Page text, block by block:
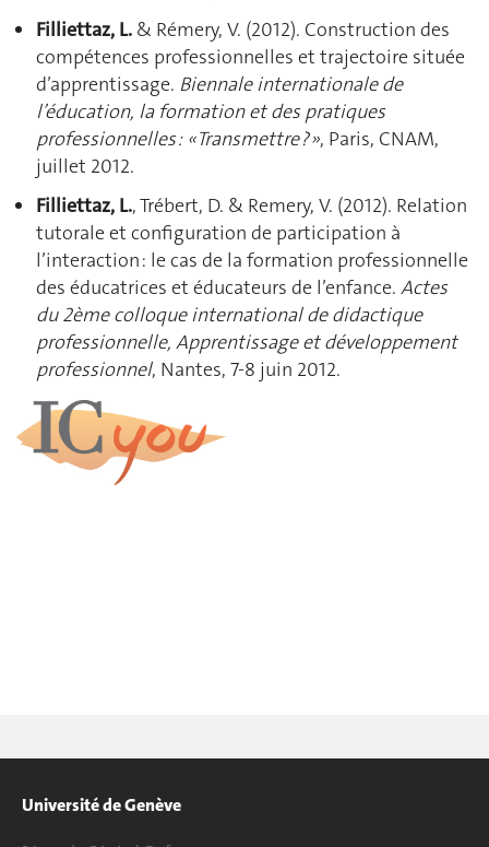
Filliettaz, L. & Rémery, V. (2012). Construction des
compétences professionnelles et trajectoire située
d’apprentissage. Biennale internationale de
l’éducation, la formation et des pratiques
professionnelles : « Transmettre ? », Paris, CNAM,
juillet 2012.
Filliettaz, L., Trébert, D. & Remery, V. (2012). Relation
tutorale et configuration de participation à
l’interaction : le cas de la formation professionnelle
des éducatrices et éducateurs de l’enfance. Actes
du 2ème colloque international de didactique
professionnelle, Apprentissage et développement
professionnel, Nantes, 7-8 juin 2012.
Université de Genève